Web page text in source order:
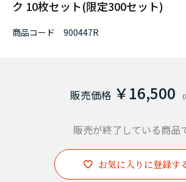
ク 10枚セット(限定300セット)
￥16,500
商品コード 900447R
お気に入りに登録す
販売が終了している商品